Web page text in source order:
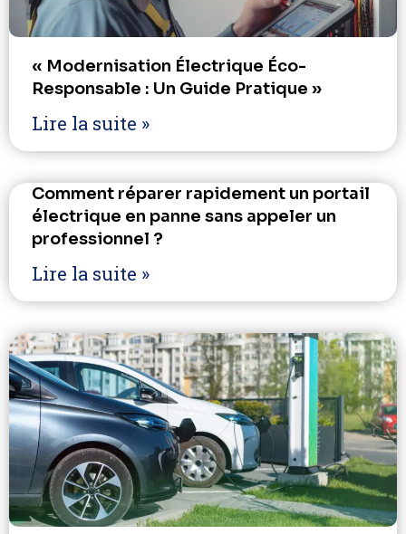
« Modernisation Électrique Éco-
Responsable : Un Guide Pratique »
Lire la suite »
Comment réparer rapidement un portail
électrique en panne sans appeler un
professionnel ?
Lire la suite »